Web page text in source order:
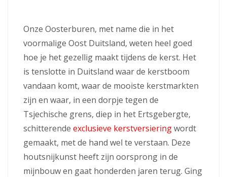
Onze Oosterburen, met name die in het
voormalige Oost Duitsland, weten heel goed
hoe je het gezellig maakt tijdens de kerst. Het
is tenslotte in Duitsland waar de kerstboom
vandaan komt, waar de mooiste kerstmarkten
zijn en waar, in een dorpje tegen de
Tsjechische grens, diep in het Ertsgebergte,
schitterende exclusieve kerstversieringwordt
gemaakt, met de hand wel te verstaan. Deze
houtsnijkunst heeft zijn oorsprong in de
mijnbouw en gaat honderden jaren terug. Ging